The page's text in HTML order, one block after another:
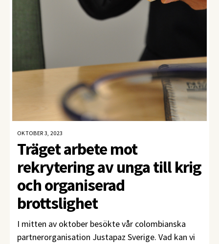
OKTOBER 3, 2023
Träget arbete mot
rekrytering av unga till krig
och organiserad
brottslighet
I mitten av oktober besökte vår colombianska
partnerorganisation Justapaz Sverige. Vad kan vi